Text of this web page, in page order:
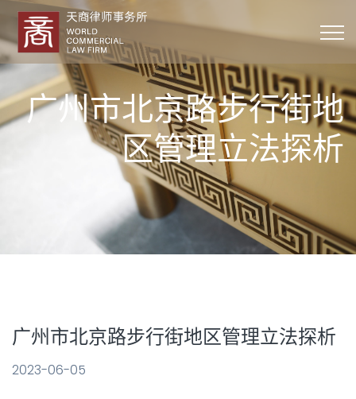
广州市北京路步行街地
区管理立法探析
广州市北京路步行街地区管理立法探析
2023-06-05